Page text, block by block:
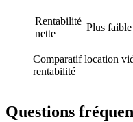
Rentabilité
nette
Plus faible
Comparatif location
rentabilité
Questions